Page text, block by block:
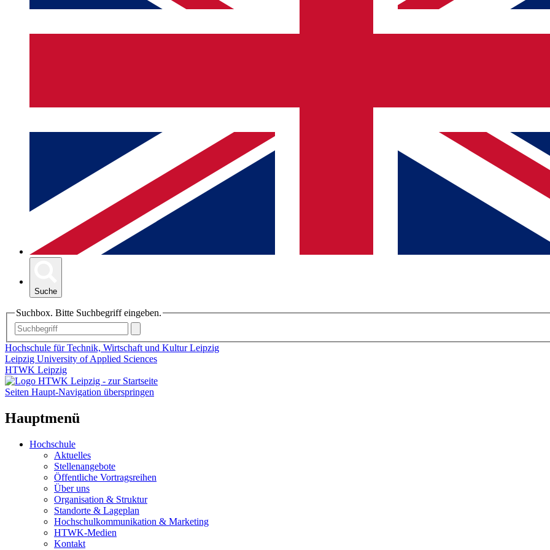
Suche
Suchbox. Bitte Suchbegriff eingeben.
Hochschule für Technik, Wirtschaft und Kultur Leipzig
Leipzig University of Applied Sciences
HTWK Leipzig
Seiten Haupt-Navigation überspringen
Hauptmenü
Hochschule
Aktuelles
Stellenangebote
Öffentliche Vortragsreihen
Über uns
Organisation & Struktur
Standorte & Lageplan
Hochschulkommunikation & Marketing
HTWK-Medien
Kontakt